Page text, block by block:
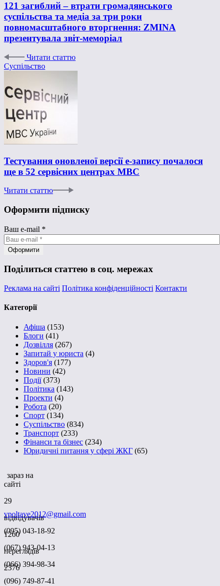
121 загиблий – втрати громадянського
суспільства та медіа за три роки
повномасштабного вторгнення: ZMINA
презентувала звіт-меморіал
Читати статтю
Суспільство
Тестування оновленої версії е-запису почалося
ще в 52 сервісних центрах МВС
Читати статтю
Оформити підписку
Ваш e-mail *
Поділиться статтею в соц. мережах
Реклама на сайті Політика конфіденційності Контакти
Категорії
Афіша (153)
Блоги (41)
Дозвілля (267)
Запитай у юриста (4)
Здоров'я (177)
Новини (42)
Події(373)
Політика (143)
Проекти (4)
Робота (20)
Спорт (134)
Суспільство (834)
Транспорт (233)
Фінанси та бізнес (234)
Юридичні питання у сфері ЖКГ (65)
зараз на
сайті
29
відвідувачів
1260
переглядів
2376
vpoltave2012@gmail.com
(095) 043-18-92
(067) 943-04-13
(066) 394-98-34
(096) 749-87-41